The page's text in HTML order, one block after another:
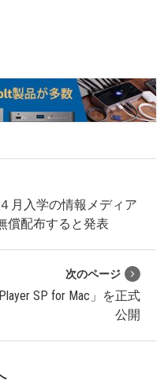
月入学の情報メディア
償配布すると発表
次のページ
SP for Mac」を正式
公開